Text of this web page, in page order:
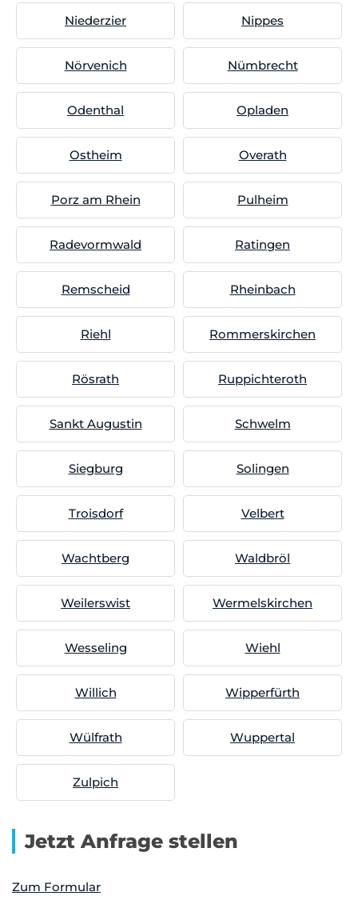
Niederzier Nippes
Nörvenich Nümbrecht
Odenthal Opladen
Ostheim Overath
Porz am Rhein Pulheim
Radevormwald Ratingen
Remscheid Rheinbach
Riehl Rommerskirchen
Rösrath Ruppichteroth
Sankt Augustin Schwelm
Siegburg Solingen
Troisdorf Velbert
Wachtberg Waldbröl
Weilerswist Wermelskirchen
Wesseling Wiehl
Willich Wipperfürth
Wülfrath Wuppertal
Zulpich
Jetzt Anfrage stellen
Zum Formular